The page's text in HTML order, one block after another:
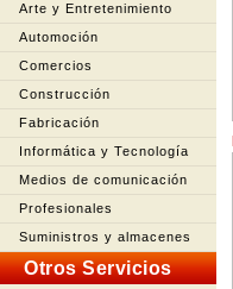
Arte y Entretenimiento
Automoción
Comercios
Construcción
Fabricación
Informática y Tecnología
Medios de comunicación
Profesionales
Suministros y almacenes
Otros Servicios